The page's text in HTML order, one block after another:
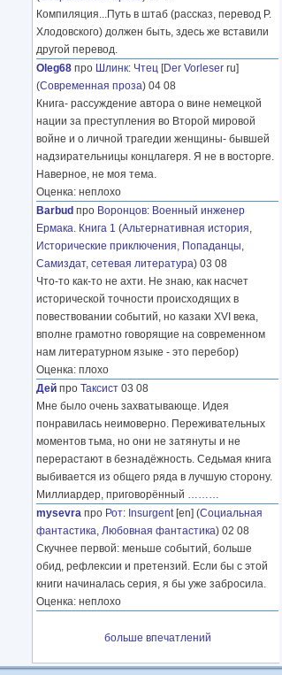
Компиляция...Путь в штаб (рассказ, перевод Р.
Хлодовского) должен быть, здесь же вставили
другой перевод.
Oleg68 про Шлинк: Чтец [Der Vorleser ru]
(Современная проза) 04 08
Книга- рассуждение автора о вине немецкой
нации за преступления во Второй мировой
войне и о личной трагедии женщины- бывшей
надзирательницы концлагеря. Я не в восторге.
Наверное, не моя тема.
Оценка: неплохо
Barbud про Воронцов: Военный инженер
Ермака. Книга 1 (Альтернативная история,
Исторические приключения, Попаданцы,
Самиздат, сетевая литература) 03 08
Что-то как-то не ахти. Не знаю, как насчет
исторической точности происходящих в
повествовании событий, но казаки XVI века,
вполне грамотно говорящие на современном
нам литературном языке - это перебор)
Оценка: плохо
Дей про Таксист 03 08
Мне было очень захватывающе. Идея
понравилась неимоверно. Переживательных
моментов тьма, но они не затянуты и не
перерастают в безнадёжность. Седьмая книга
выбивается из общего ряда в лучшую сторону.
Миллиардер, приговорённый ………
mysevra про Рот: Insurgent[en] (Социальная
фантастика, Любовная фантастика) 02 08
Скучнее первой: меньше событий, больше
обид, рефлексии и претензий. Если бы с этой
книги начиналась серия, я бы уже забросила.
Оценка: неплохо
больше впечатлений